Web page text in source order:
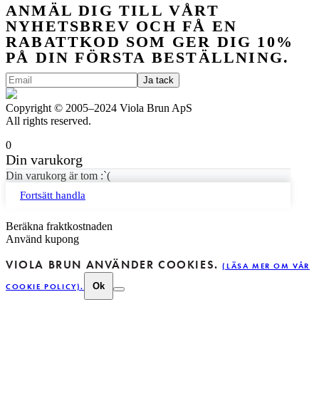
ANMÄL DIG TILL VÅRT
NYHETSBREV OCH FÅ EN
RABATTKOD SOM GER DIG 10%
PÅ DIN FÖRSTA BESTÄLLNING.
Copyright © 2005–2024 Viola Brun ApS
All rights reserved.
0
Din varukorg
Din varukorg är tom :`(
Fortsätt handla
Beräkna fraktkostnaden
Använd kupong
VIOLA BRUN ANVÄNDER COOKIES.(LÄSA MER OM VÅR
COOKIE POLICY). Ok